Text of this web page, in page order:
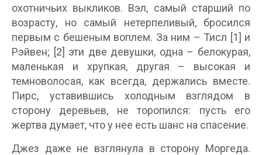
охотничьих выкликов. Вэл, самый старший по
возрасту, но самый нетерпеливый, бросился
первым с бешеным воплем. За ним – Тисл [1] и
Рэйвен; [2] эти две девушки, одна – белокурая,
маленькая и хрупкая, другая – высокая и
темноволосая, как всегда, держались вместе.
Пирс, уставившись холодным взглядом в
сторону деревьев, не торопился: пусть его
жертва думает, что у нее есть шанс на спасение.
Джез даже не взглянула в сторону Моргеда.